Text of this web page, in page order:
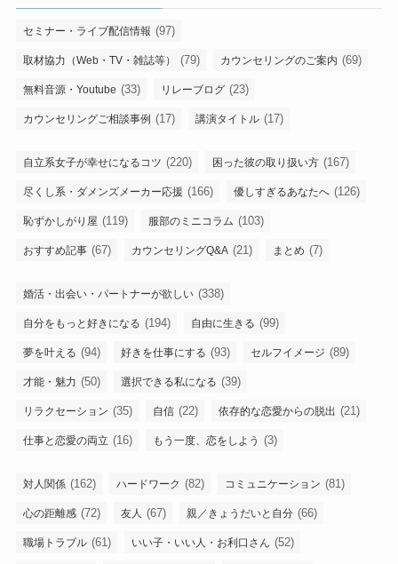
セミナー・ライブ配信情報 (97)
取材協力（Web・TV・雑誌等） (79) カウンセリングのご案内 (69)
無料音源・Youtube (33) リレーブログ (23)
カウンセリングご相談事例 (17) 講演タイトル (17)
自立系女子が幸せになるコツ (220) 困った彼の取り扱い方 (167)
尽くし系・ダメンズメーカー応援 (166) 優しすぎるあなたへ (126)
恥ずかしがり屋 (119) 服部のミニコラム (103)
おすすめ記事 (67) カウンセリングQ&A (21) まとめ (7)
婚活・出会い・パートナーが欲しい (338)
自分をもっと好きになる (194) 自由に生きる (99)
夢を叶える (94) 好きを仕事にする (93) セルフイメージ (89)
才能・魅力 (50) 選択できる私になる (39)
リラクセーション (35) 自信 (22) 依存的な恋愛からの脱出 (21)
仕事と恋愛の両立 (16) もう一度、恋をしよう (3)
対人関係 (162) ハードワーク (82) コミュニケーション (81)
心の距離感 (72) 友人 (67) 親／きょうだいと自分 (66)
職場トラブル (61) いい子・いい人・お利口さん (52)